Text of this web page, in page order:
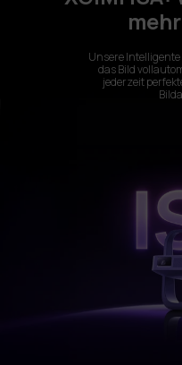
Unsere
das Bild
jederzeit